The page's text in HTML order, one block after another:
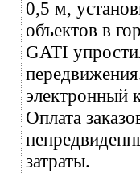
0,5 м,
объектов в
GATI
электронный
Оплата
затраты.